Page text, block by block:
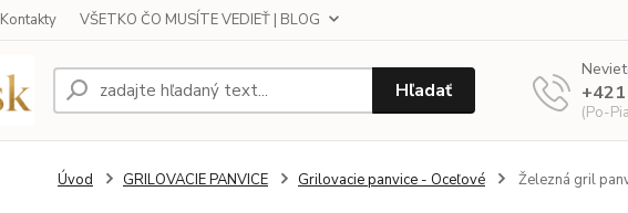
Kontakty VŠETKO ČO MUSÍTE VEDIEŤ | BLOG
Hľadať
(Po-
Úvod GRILOVACIE PANVICE Grilovacie panvice - Oceľové Železná gril